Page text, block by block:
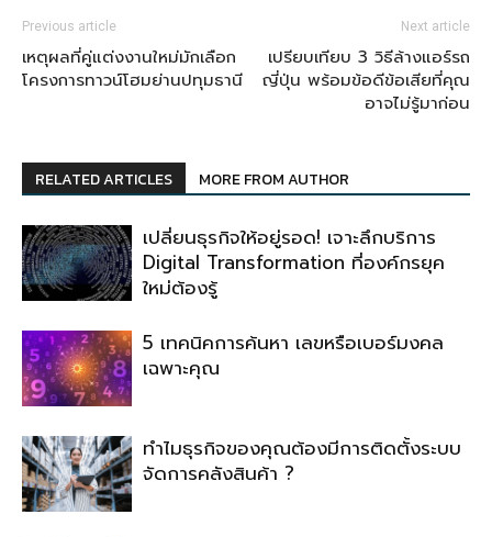
Previous article
เหตุผลที่คู่แต่งงานใหม่มักเลือก
โครงการทาวน์โฮมย่านปทุมธานี
Next article
เปรียบเทียบ 3 วิธีล้างแอร์รถ
ญี่ปุ่น พร้อมข้อดีข้อเสียที่คุณ
อาจไม่รู้มาก่อน
RELATED ARTICLES MORE FROM AUTHOR
เปลี่ยนธุรกิจให้อยู่รอด! เจาะลึกบริการ
Digital Transformation ที่องค์กรยุค
ใหม่ต้องรู้
5 เทคนิคการค้นหา เลขหรือเบอร์มงคล
เฉพาะคุณ
ทำไมธุรกิจของคุณต้องมีการติดตั้งระบบ
จัดการคลังสินค้า ?